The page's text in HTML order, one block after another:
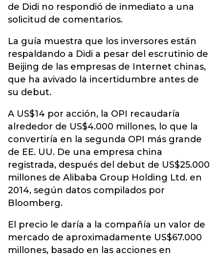
de Didi no respondió de inmediato a una
solicitud de comentarios.
La guía muestra que los inversores están
respaldando a Didi a pesar del escrutinio de
Beijing de las empresas de Internet chinas,
que ha avivado la incertidumbre antes de
su debut.
A US$14 por acción, la OPI recaudaría
alrededor de US$4.000 millones, lo que la
convertiría en la segunda OPI más grande
de EE. UU. De una empresa china
registrada, después del debut de US$25.000
millones de Alibaba Group Holding Ltd. en
2014, según datos compilados por
Bloomberg.
El precio le daría a la compañía un valor de
mercado de aproximadamente US$67.000
millones, basado en las acciones en